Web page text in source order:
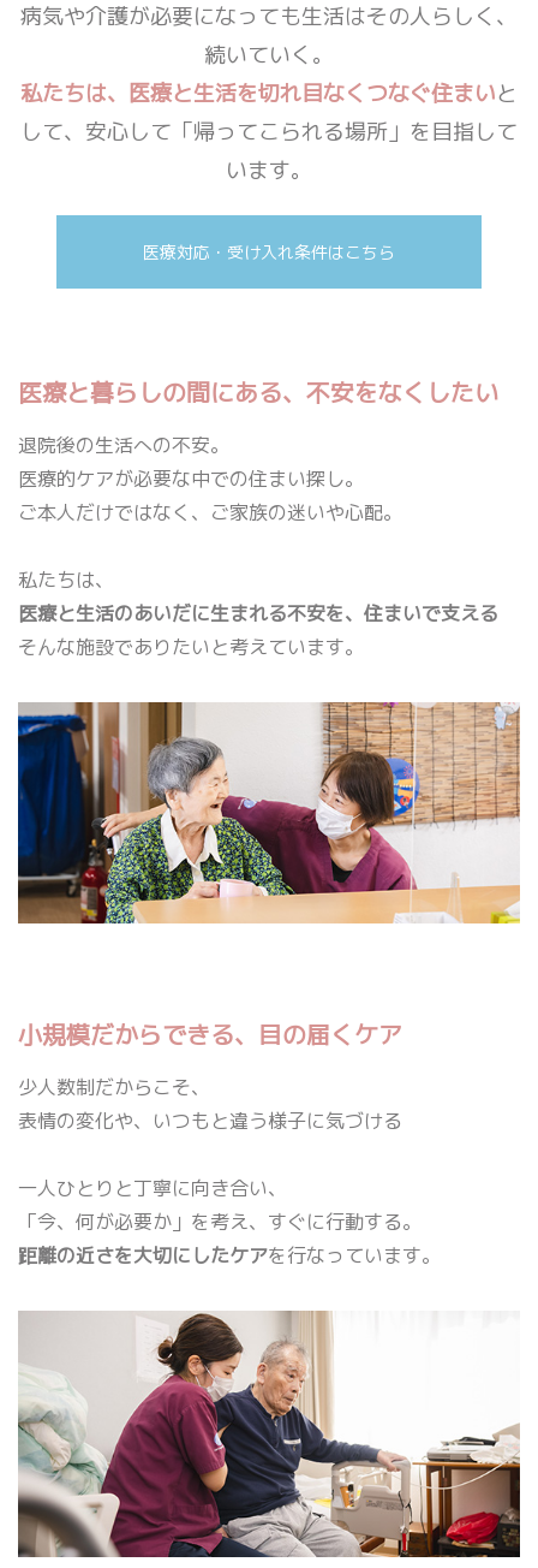
病気や介護が必要になっても生活はその人らしく、
続いていく。
私たちは、医療と生活を切れ目なくつなぐ住まいと
して、安心して「帰ってこられる場所」を目指して
います。
医療対応・受け入れ条件はこちら
医療と暮らしの間にある、不安をなくしたい
退院後の生活への不安。
医療的ケアが必要な中での住まい探し。
ご本人だけではなく、ご家族の迷いや心配。
私たちは、
医療と生活のあいだに生まれる不安を、住まいで支える
そんな施設でありたいと考えています。
小規模だからできる、目の届くケア
少人数制だからこそ、
表情の変化や、いつもと違う様子に気づける
一人ひとりと丁寧に向き合い、
「今、何が必要か」を考え、すぐに行動する。
距離の近さを大切にしたケアを行なっています。